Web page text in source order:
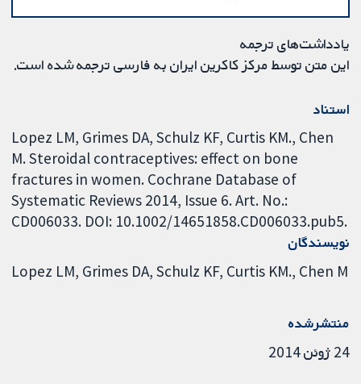
یادداشت‌های ترجمه
این متن توسط مرکز کاکرین ایران به فارسی ترجمه شده است.
استناد
Lopez LM, Grimes DA, Schulz KF, Curtis KM., Chen
M. Steroidal contraceptives: effect on bone
fractures in women. Cochrane Database of
Systematic Reviews 2014, Issue 6. Art. No.:
CD006033. DOI: 10.1002/14651858.CD006033.pub5.
نویسندگان
Lopez LM Grimes DA Schulz KF Curtis KM. Chen M
منتشرشده
24 ژوئن 2014